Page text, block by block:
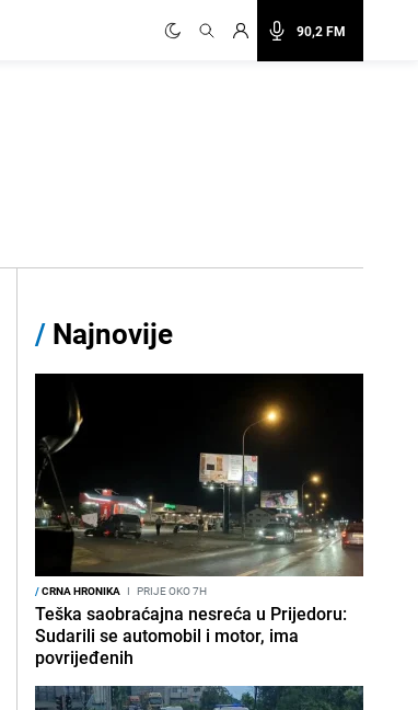
90,2 FM
/ Najnovije
/CRNA HRONIKA I PRIJE OKO 7H
Teška saobraćajna nesreća u Prijedoru:
Sudarili se automobil i motor, ima
povrijeđenih